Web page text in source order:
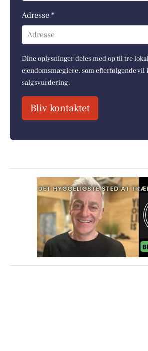
Adresse *
Adresse
Dine oplysninger deles med op til tre
ejendomsmæglere, som efterfølgende vil
salgsvurdering.
Bliv kontaktet